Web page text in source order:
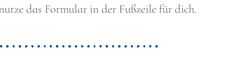
das Formular in der Fußzeile für dich.